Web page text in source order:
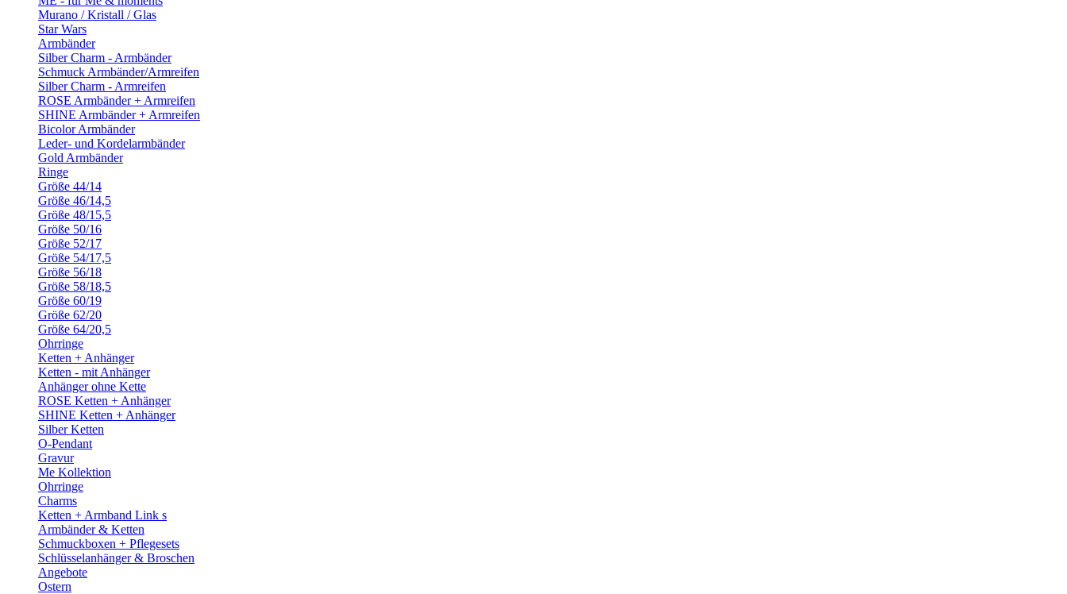
Murano / Kristall / Glas
Star Wars
Armbänder
Silber Charm - Armbänder
Schmuck Armbänder/Armreifen
Silber Charm - Armreifen
ROSE Armbänder + Armreifen
SHINE Armbänder + Armreifen
Bicolor Armbänder
Leder- und Kordelarmbänder
Gold Armbänder
Ringe
Größe 44/14
Größe 46/14,5
Größe 48/15,5
Größe 50/16
Größe 52/17
Größe 54/17,5
Größe 56/18
Größe 58/18,5
Größe 60/19
Größe 62/20
Größe 64/20,5
Ohrringe
Ketten + Anhänger
Ketten - mit Anhänger
Anhänger ohne Kette
ROSE Ketten + Anhänger
SHINE Ketten + Anhänger
Silber Ketten
O-Pendant
Gravur
Me Kollektion
Ohrringe
Charms
Ketten + Armband Link s
Armbänder & Ketten
Schmuckboxen + Pflegesets
Schlüsselanhänger & Broschen
Angebote
Ostern